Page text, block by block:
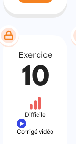
Exercice
10
Difficile
Corrigé vidéo